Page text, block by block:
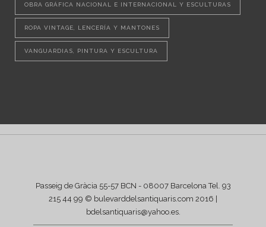
OBRA GRÁFICA NACIONAL E INTERNACIONAL Y ESCULTURAS
ROPA VINTAGE, LENCERÍA Y MANTONES
VANGUARDIAS, PINTURA Y ESCULTURA
Passeig de Gràcia 55-57 BCN - 08007 Barcelona Tel. 93
215 44 99 © bulevarddelsantiquaris.com 2016 |
bdelsantiquaris@yahoo.es.